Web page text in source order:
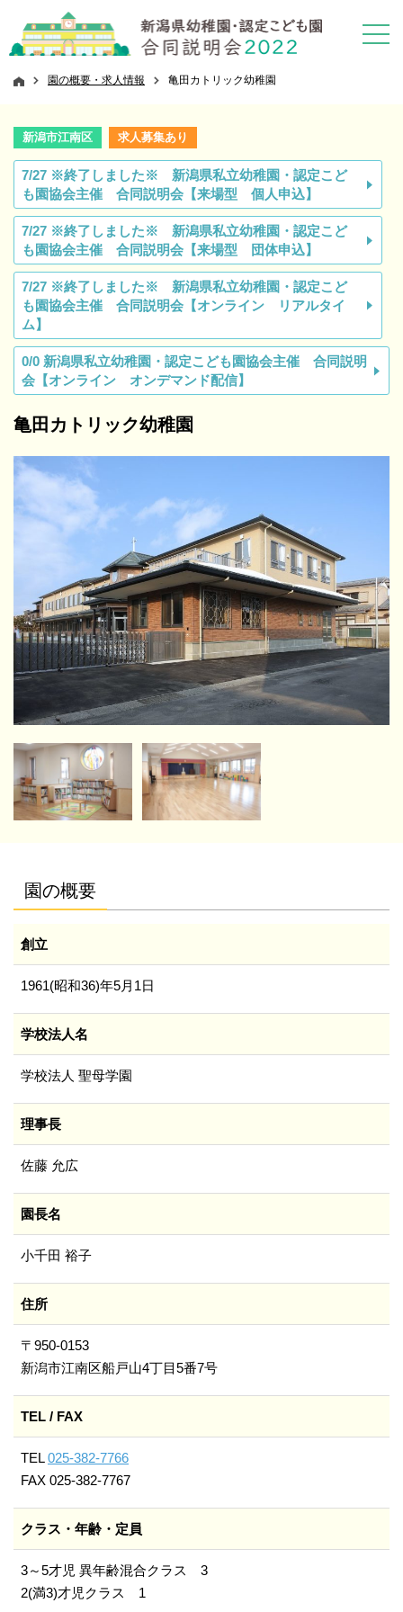
園の概要・求人情報 亀田カトリック幼稚園
新潟市江南区 求人募集あり
7/27 ※終了しました※ 新潟県私立幼稚園・認定こど
も園協会主催 合同説明会【来場型 個人申込】
7/27 ※終了しました※ 新潟県私立幼稚園・認定こど
も園協会主催 合同説明会【来場型 団体申込】
7/27 ※終了しました※ 新潟県私立幼稚園・認定こど
も園協会主催 合同説明会【オンライン リアルタイ
ム】
0/0 新潟県私立幼稚園・認定こども園協会主催 合同説明
会【オンライン オンデマンド配信】
亀田カトリック幼稚園
園の概要
創立
1961(昭和36)年5月1日
学校法人名
学校法人 聖母学園
理事長
佐藤 允広
園長名
小千田 裕子
住所
〒950-0153
新潟市江南区船戸山4丁目5番7号
TEL / FAX
TEL025-382-7766
FAX 025-382-7767
クラス・年齢・定員
3～5才児 異年齢混合クラス 3
2(満3)才児クラス 1